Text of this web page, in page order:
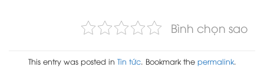
Bình chọn sao
This entry was posted in Tin tức. Bookmark the permalink.